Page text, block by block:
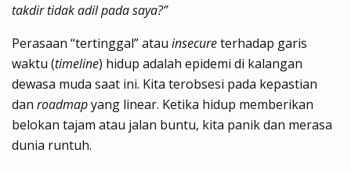
takdir tidak adil pada saya?”
Perasaan “tertinggal” atau insecureterhadap garis
waktu (timeline) hidup adalah epidemi di kalangan
dewasa muda saat ini. Kita terobsesi pada kepastian
dan roadmapyang linear. Ketika hidup memberikan
belokan tajam atau jalan buntu, kita panik dan merasa
dunia runtuh.